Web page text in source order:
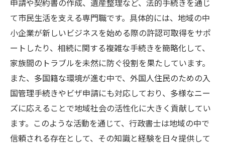
源の発掘
名古屋市で行政書士が果たす地域社会への貢献
とその活かし方
行政書士が地域社会に根付くための活動と
は
名古屋市の地域問題解決への行政書士の参
画
行政書士と地域団体の協力事例
申請や契約書の作成、遺産整理など、法的手続きを通じ
て市民生活を支える専門職です。具体的には、地域の中
小企業が新しいビジネスを始める際の許認可取得をサポ
ートしたり、相続に関する複雑な手続きを簡略化して、
家族間のトラブルを未然に防ぐ役割を果たしています。
また、多国籍な環境が進む中で、外国人住民のための入
国管理手続きやビザ申請にも対応しており、多様なニー
ズに応えることで地域社会の活性化に大きく貢献してい
ます。このような活動を通じて、行政書士は地域の中で
信頼される存在として、その知識と経験を日々提供して